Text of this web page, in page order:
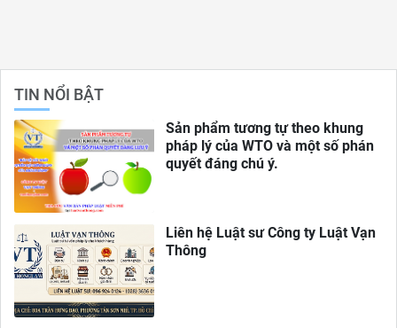
TIN NỔI BẬT
Sản phẩm tương tự theo khung
pháp lý của WTO và một số phán
quyết đáng chú ý.
Liên hệ Luật sư Công ty Luật Vạn
Thông